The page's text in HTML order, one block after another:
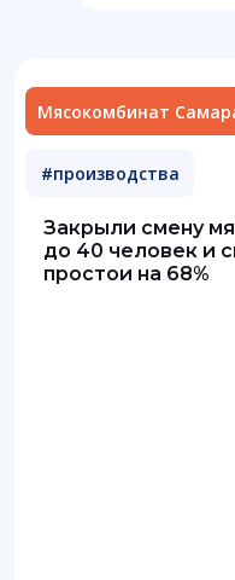
Закрыли смену
до 40 человек и
простои на 68%
#производства
Мясокомбинат